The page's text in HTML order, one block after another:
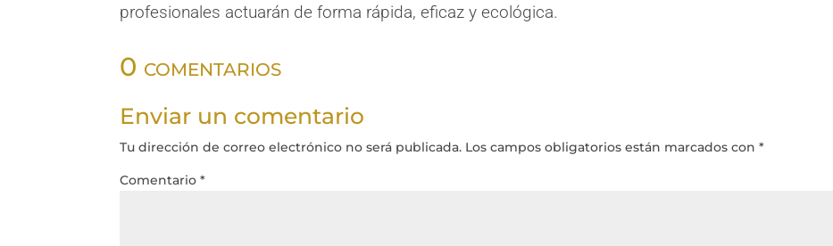
profesionales actuarán de forma rápida, eficaz y ecológica.
0 comentarios
Enviar un comentario
Tu dirección de correo electrónico no será publicada. Los campos obligatorios están marcados con*
Comentario*